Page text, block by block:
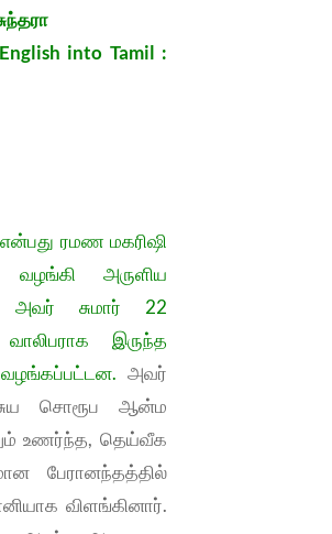
into Tamil :
என்பது ரமண மகரிஷி
அருளிய
அவர் சுமார் 22
இருந்த
அவர்
சொரூப ஆன்ம
உணர்ந்த, தெய்வீக
பேரானந்தத்தில்
விளங்கினார்.